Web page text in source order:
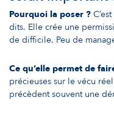
Pourquoi la poser ?
dits. Elle crée une
de difficile. Peu de
Ce qu’elle permet de
précieuses sur le vécu
précèdent souvent une